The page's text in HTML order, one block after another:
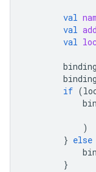
val
val
val
binding
binding
if (
)
} else
}